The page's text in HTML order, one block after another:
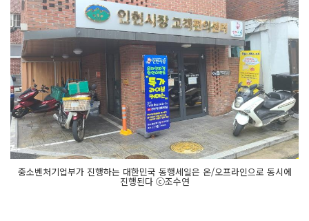
중소벤처기업부가 진행하는 대한민국 동행세일은 온/오프라인으로 동시에
진행된다 ⓒ조수연